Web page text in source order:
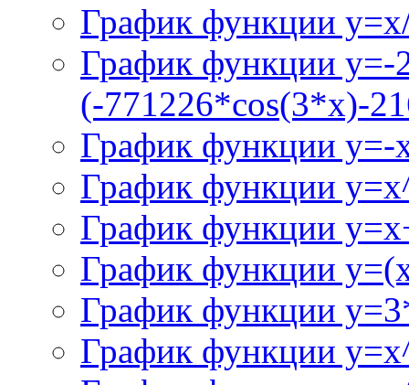
График функции
График функции y=-
(-771226*cos(3*x)-
График функции
График функции
График функции
График функции
График функции
График функции